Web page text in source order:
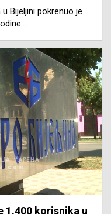
Bijeljini pokrenuo je
1.400 korisnika u